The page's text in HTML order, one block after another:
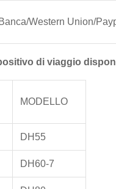
Western Union/
di viaggio
MODELLO
DH55
DH60-7